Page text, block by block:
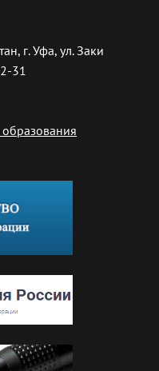
г. Уфа, ул. Заки
31